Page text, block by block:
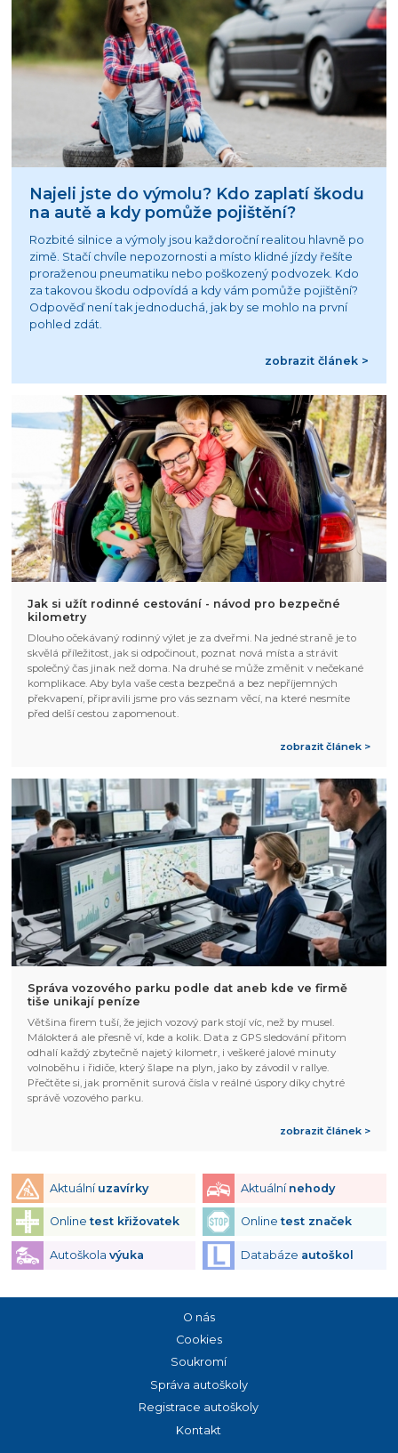
Najeli jste do výmolu? Kdo zaplatí škodu
na autě a kdy pomůže pojištění?
Rozbité silnice a výmoly jsou každoroční realitou hlavně po
zimě. Stačí chvíle nepozornosti a místo klidné jízdy řešíte
proraženou pneumatiku nebo poškozený podvozek. Kdo
za takovou škodu odpovídá a kdy vám pomůže pojištění?
Odpověď není tak jednoduchá, jak by se mohlo na první
pohled zdát.
zobrazit článek >
Jak si užít rodinné cestování - návod pro bezpečné
kilometry
Dlouho očekávaný rodinný výlet je za dveřmi. Na jedné straně je to
skvělá příležitost, jak si odpočinout, poznat nová místa a strávit
společný čas jinak než doma. Na druhé se může změnit v nečekané
komplikace. Aby byla vaše cesta bezpečná a bez nepříjemných
překvapení, připravili jsme pro vás seznam věcí, na které nesmíte
před delší cestou zapomenout.
zobrazit článek >
Správa vozového parku podle dat aneb kde ve firmě
tiše unikají peníze
Většina firem tuší, že jejich vozový park stojí víc, než by musel.
Málokterá ale přesně ví, kde a kolik. Data z GPS sledování přitom
odhalí každý zbytečně najetý kilometr, i veškeré jalové minuty
volnoběhu i řidiče, který šlape na plyn, jako by závodil v rallye.
Přečtěte si, jak proměnit surová čísla v reálné úspory díky chytré
správě vozového parku.
zobrazit článek >
Aktuální uzavírky Aktuální nehody
Onlinetest křižovatek Onlinetest značek
Autoškola výuka Databáze autoškol
O nás
Cookies
Soukromí
Správa autoškoly
Registrace autoškoly
Kontakt